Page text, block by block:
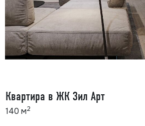
140 м2
Квартира в ЖК Зил Арт